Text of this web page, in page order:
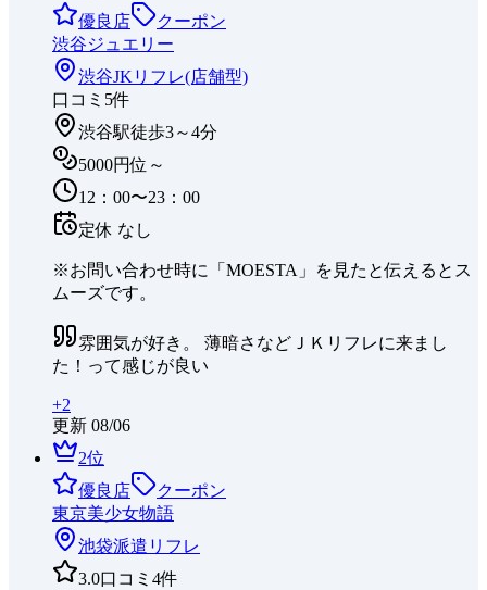
優良店
クーポン
渋谷ジュエリー
渋谷JKリフレ(店舗型)
口コミ 5件
渋谷駅徒歩3～4分
5000円位～
12：00〜23：00
定休 なし
※お問い合わせ時に「MOESTA」を見たと伝えるとス
ムーズです。
雰囲気が好き。 薄暗さなどＪＫリフレに来まし
た！って感じが良い
+2
更新 08/06
2位
優良店
クーポン
東京美少女物語
池袋派遣リフレ
3.0口コミ 4件